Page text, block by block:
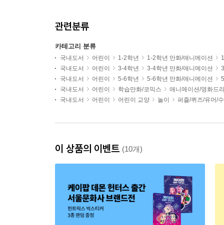
관련분류
카테고리 분류
국내도서 어린이 1-2학년 1-2학년 만화/애니메이션
국내도서
어린이 3-4학년 3-4학년 만화/애니메이션
국내도서
어린이 5-6학년 5-6학년 만화/애니메이션
국내도서
어린이 학습만화/코믹스
애니메이션/영화드
국내도서
어린이 어린이 교양 놀이 퍼즐/퀴즈/유머/
이 상품의 이벤트 (10개)